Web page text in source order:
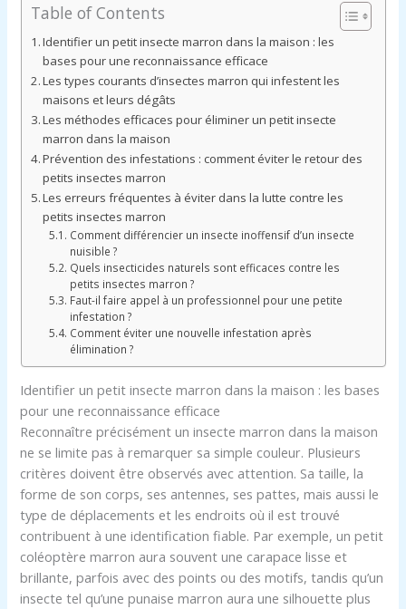
Table of Contents
Identifier un petit insecte marron dans la maison : les
bases pour une reconnaissance efficace
Les types courants d’insectes marron qui infestent les
maisons et leurs dégâts
Les méthodes efficaces pour éliminer un petit insecte
marron dans la maison
Prévention des infestations : comment éviter le retour des
petits insectes marron
Les erreurs fréquentes à éviter dans la lutte contre les
petits insectes marron
Comment différencier un insecte inoffensif d’un insecte
nuisible ?
Quels insecticides naturels sont efficaces contre les
petits insectes marron ?
Faut-il faire appel à un professionnel pour une petite
infestation ?
Comment éviter une nouvelle infestation après
élimination ?
Identifier un petit insecte marron dans la maison : les bases
pour une reconnaissance efficace
Reconnaître précisément un insecte marron dans la maison
ne se limite pas à remarquer sa simple couleur. Plusieurs
critères doivent être observés avec attention. Sa taille, la
forme de son corps, ses antennes, ses pattes, mais aussi le
type de déplacements et les endroits où il est trouvé
contribuent à une identification fiable. Par exemple, un petit
coléoptère marron aura souvent une carapace lisse et
brillante, parfois avec des points ou des motifs, tandis qu’un
insecte tel qu’une punaise marron aura une silhouette plus